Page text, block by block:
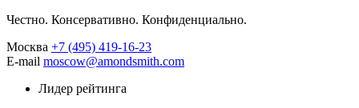
Честно. Консервативно. Конфиденциально.
Москва +7 (495) 419-16-23
E-mail moscow@amondsmith.com
Лидер рейтинга